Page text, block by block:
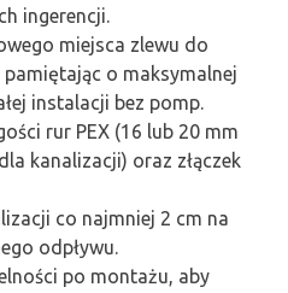
ingerencji.
miejsca zlewu do
o maksymalnej
instalacji bez pomp.
rur PEX (16 lub 20 mm
kanalizacji) oraz złączek
co najmniej 2 cm na
odpływu.
po montażu, aby